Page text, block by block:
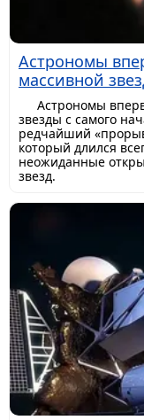
Астрономы
массивной
Астрономы
звезды с самого
редчайший
который длился
неожиданные
звезд.